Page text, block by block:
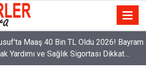
Maaş 40 Bin TL Oldu 2026! Bayram
Yardımı ve Sağlık Sigortası Dikkat